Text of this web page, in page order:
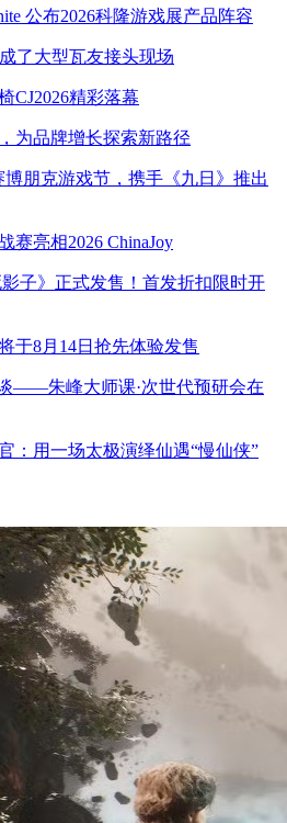
公布2026科隆游戏展产品阵容
了大型瓦友接头现场
CJ2026精彩落幕
为品牌增长探索新路径
博朋克游戏节，携手《九日》推出
赛亮相2026 ChinaJoy
子》正式发售！首发折扣限时开
于8月14日抢先体验发售
——朱峰大师课·次世代预研会在
：用一场太极演绎仙遇“慢仙侠”